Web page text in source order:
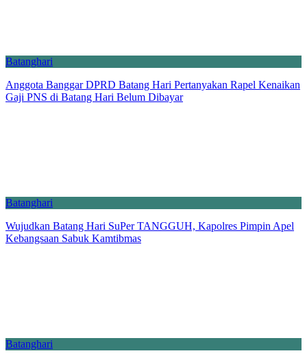
Batanghari
Anggota Banggar DPRD Batang Hari Pertanyakan Rapel Kenaikan
Gaji PNS di Batang Hari Belum Dibayar
Batanghari
Wujudkan Batang Hari SuPer TANGGUH, Kapolres Pimpin Apel
Kebangsaan Sabuk Kamtibmas
Batanghari